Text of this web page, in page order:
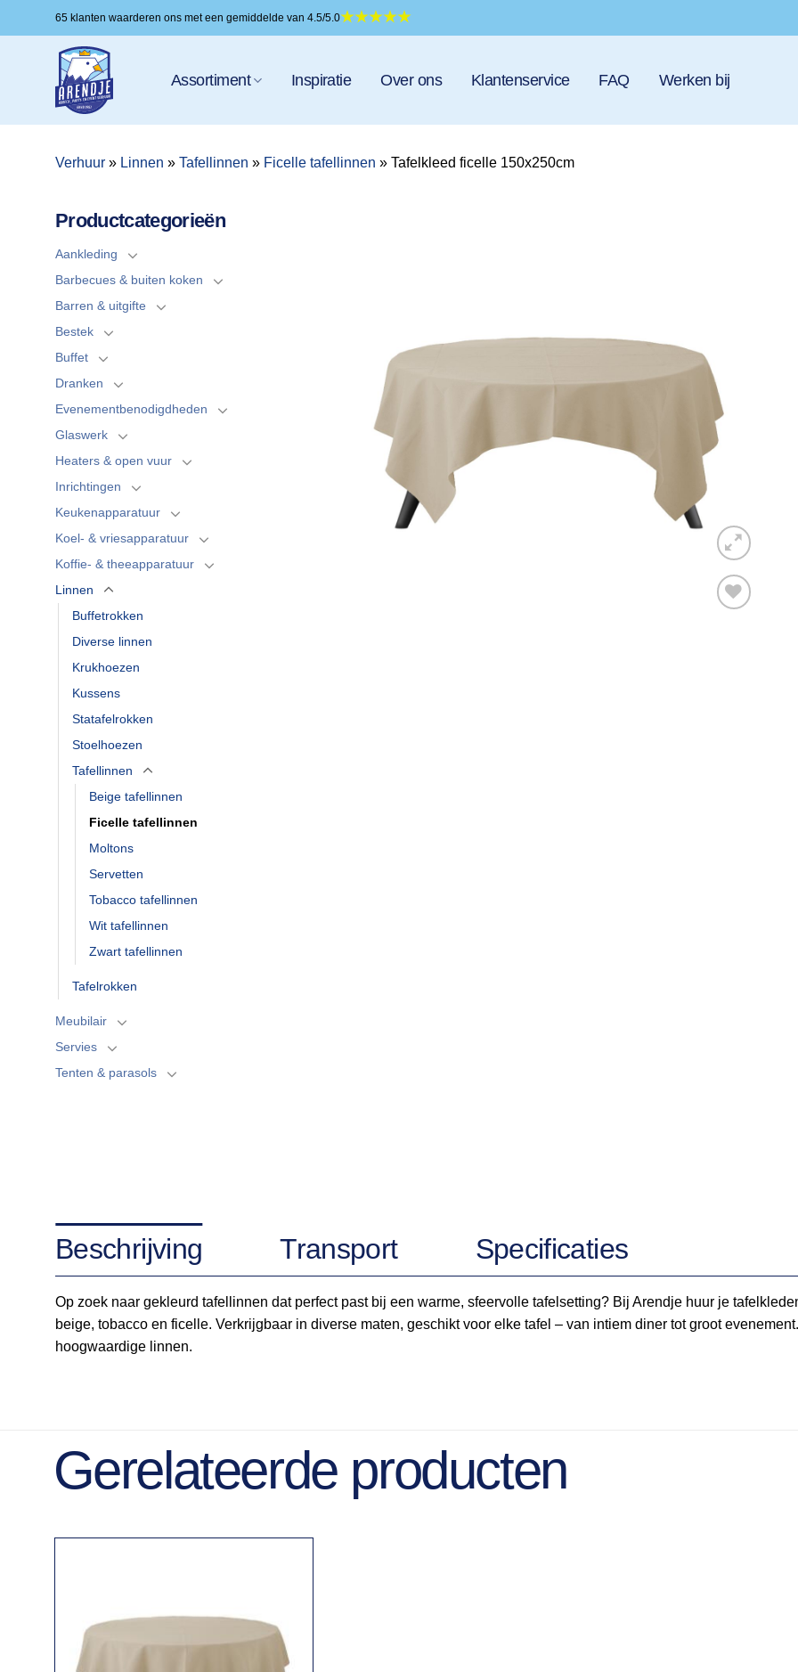
naar
65 klanten waarderen ons met een gemiddelde van 4.5/5.0
Assortiment Inspiratie Over ons Klantenservice FAQ Werken bij
Verhuur » Linnen » Tafellinnen » Ficelle tafellinnen » Tafelkleed ficelle 150x250cm
Productcategorieën
Aankleding
Barbecues & buiten koken
Barren & uitgifte
Bestek
Buffet
Dranken
Evenementbenodigdheden
Glaswerk
Heaters & open vuur
Inrichtingen
Keukenapparatuur
Koel- & vriesapparatuur
Koffie- & theeapparatuur
Linnen
Buffetrokken
Diverse linnen
Krukhoezen
Kussens
Statafelrokken
Stoelhoezen
Tafellinnen
Beige tafellinnen
Ficelle tafellinnen
Moltons
Servetten
Tobacco tafellinnen
Wit tafellinnen
Zwart tafellinnen
Tafelrokken
Meubilair
Servies
Tenten & parasols
Beschrijving Transport Specificaties
Op zoek naar gekleurd tafellinnen dat perfect past bij een warme, sfeervolle tafelsetting? Bij Arendje huur je
beige, tobacco en ficelle. Verkrijgbaar in diverse maten, geschikt voor elke tafel – van intiem diner tot groot
hoogwaardige linnen.
Gerelateerde producten